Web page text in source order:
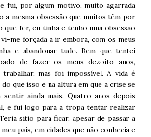
fui, por algum motivo, muito agarrada
a mesma obsessão que muitos têm por
que for, eu tinha e tenho uma obsessão
me forçada a ir embora, com os meus
e abandonar tudo. Bem que tentei
de fazer os meus dezoito anos,
mas foi impossível. A vida é
do que isso e na altura em que a crise se
sentir ainda mais. Quatro anos depois
e fui logo para a tropa tentar realizar
sitio para ficar, apesar de passar a
país, em cidades que não conhecia e